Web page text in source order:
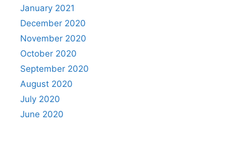
January 2021
December 2020
November 2020
October 2020
September 2020
August 2020
July 2020
June 2020